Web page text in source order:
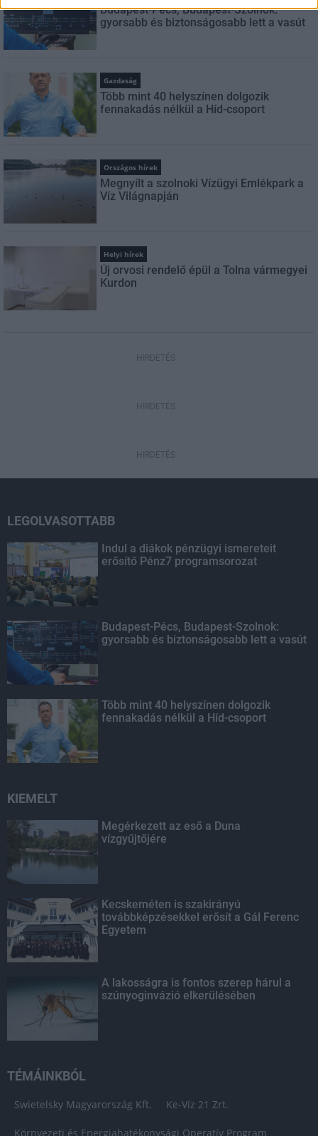
Budapest-Pécs, Budapest-Szolnok:
gyorsabb és biztonságosabb lett a vasút
Gazdaság
Több mint 40 helyszínen dolgozik
fennakadás nélkül a Híd-csoport
Országos hírek
Megnyílt a szolnoki Vízügyi Emlékpark a
Víz Világnapján
Helyi hírek
Új orvosi rendelő épül a Tolna vármegyei
Kurdon
HIRDETÉS
HIRDETÉS
HIRDETÉS
LEGOLVASOTTABB
Indul a diákok pénzügyi ismereteit
erősítő Pénz7 programsorozat
Budapest-Pécs, Budapest-Szolnok:
gyorsabb és biztonságosabb lett a vasút
Több mint 40 helyszínen dolgozik
fennakadás nélkül a Híd-csoport
KIEMELT
Megérkezett az eső a Duna
vízgyűjtőjére
Kecskeméten is szakirányú
továbbképzésekkel erősít a Gál Ferenc
Egyetem
A lakosságra is fontos szerep hárul a
szúnyoginvázió elkerülésében
TÉMÁINKBÓL
Swietelsky Magyarország Kft. Ke-Víz 21 Zrt.
Környezeti és Energiahatékonysági Operatív Program